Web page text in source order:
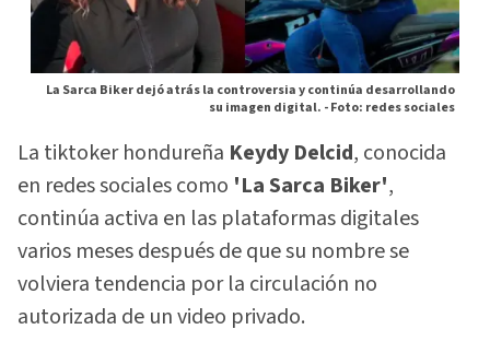
La Sarca Biker dejó atrás la controversia y continúa desarrollando
su imagen digital. -Foto: redes sociales
La tiktoker hondureña Keydy Delcid, conocida
en redes sociales como 'La Sarca Biker',
continúa activa en las plataformas digitales
varios meses después de que su nombre se
volviera tendencia por la circulación no
autorizada de un video privado.